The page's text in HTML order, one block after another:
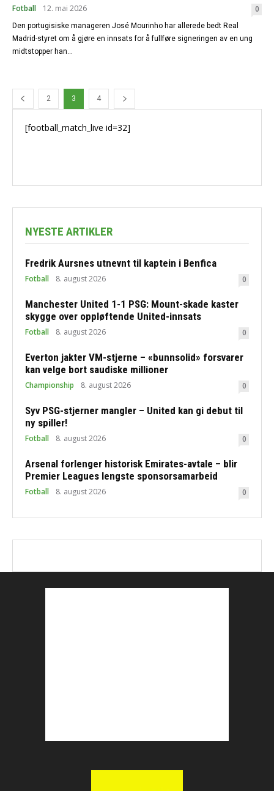
Fotball 12. mai 2026 0
Den portugisiske manageren José Mourinho har allerede bedt Real
Madrid-styret om å gjøre en innsats for å fullføre signeringen av en ung
midtstopper han...
2 3 4
[football_match_live id=32]
NYESTE ARTIKLER
Fredrik Aursnes utnevnt til kaptein i Benfica
Fotball 8. august 2026 0
Manchester United 1-1 PSG: Mount-skade kaster
skygge over oppløftende United-innsats
Fotball 8. august 2026 0
Everton jakter VM-stjerne – «bunnsolid» forsvarer
kan velge bort saudiske millioner
Championship 8. august 2026 0
Syv PSG-stjerner mangler – United kan gi debut til
ny spiller!
Fotball 8. august 2026 0
Arsenal forlenger historisk Emirates-avtale – blir
Premier Leagues lengste sponsorsamarbeid
Fotball 8. august 2026 0